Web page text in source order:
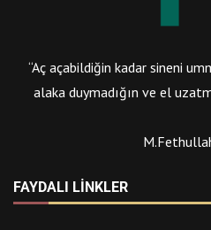
“Aç açabildiğin kadar sineni
alaka duymadığın ve el
FAYDALI LINKLER